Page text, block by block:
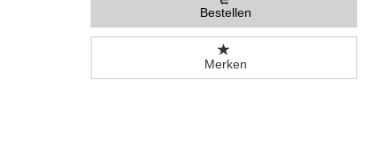
Bestellen
Merken